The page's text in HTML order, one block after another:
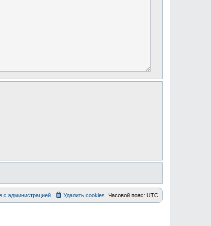
Часовой пояс: UTC
Удалить cookies
с администрацией